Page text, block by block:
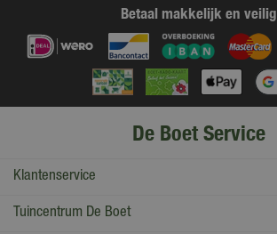
Betaal makkelijk en veilig
De Boet Service
Klantenservice
Tuincentrum De Boet